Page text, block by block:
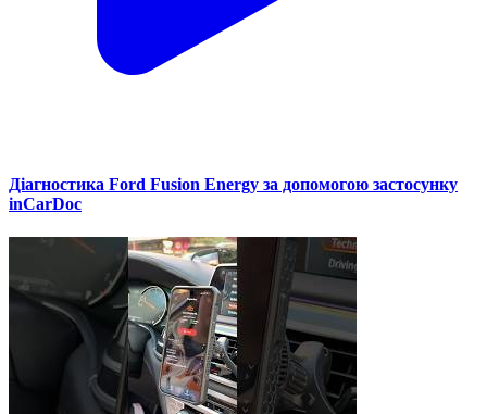
Діагностика Ford Fusion Energy за допомогою застосунку
inCarDoc